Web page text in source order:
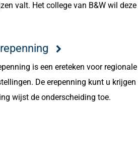
valt. Het college van B&W wil
is een ereteken voor
De erepenning kunt u
wijst de onderscheiding toe.